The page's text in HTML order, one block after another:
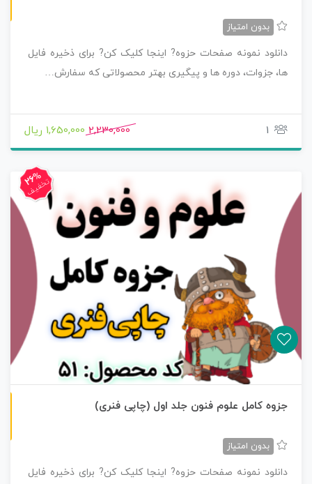
بدون امتیاز
دانلود نمونه صفحات حزوه? اینجا کلیک کن? برای ذخیره فایل
ها، جزوات، دوره ها و پیگیری بهتر محصولاتی که سفارش…
1
2,230,000 1,650,000 ریال
26%
تخفیف
جزوه کامل علوم فنون جلد اول (چاپی فنری)
بدون امتیاز
دانلود نمونه صفحات حزوه? اینجا کلیک کن? برای ذخیره فایل